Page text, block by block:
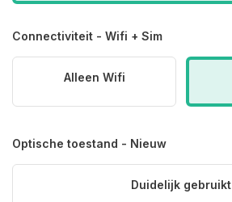
Connectiviteit - Wifi + Sim
Alleen Wifi
Optische toestand - Nieuw
Duidelijk gebruikt